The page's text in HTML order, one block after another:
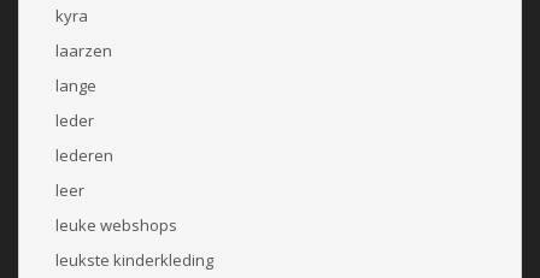
kyra
laarzen
lange
leder
lederen
leer
leuke webshops
leukste kinderkleding